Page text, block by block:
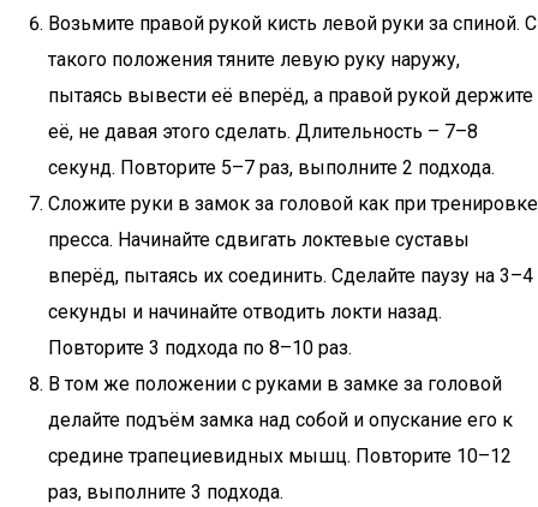
Возьмите правой рукой кисть левой руки за спиной. С
такого положения тяните левую руку наружу,
пытаясь вывести её вперёд, а правой рукой держите
её, не давая этого сделать. Длительность – 7–8
секунд. Повторите 5–7 раз, выполните 2 подхода.
Сложите руки в замок за головой как при тренировке
пресса. Начинайте сдвигать локтевые суставы
вперёд, пытаясь их соединить. Сделайте паузу на 3–4
секунды и начинайте отводить локти назад.
Повторите 3 подхода по 8–10 раз.
В том же положении с руками в замке за головой
делайте подъём замка над собой и опускание его к
средине трапециевидных мышц. Повторите 10–12
раз, выполните 3 подхода.